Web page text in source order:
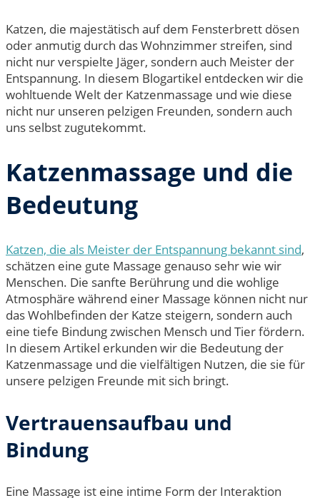
Katzen, die majestätisch auf dem Fensterbrett dösen
oder anmutig durch das Wohnzimmer streifen, sind
nicht nur verspielte Jäger, sondern auch Meister der
Entspannung. In diesem Blogartikel entdecken wir die
wohltuende Welt der Katzenmassage und wie diese
nicht nur unseren pelzigen Freunden, sondern auch
uns selbst zugutekommt.
Katzenmassage und die
Bedeutung
Katzen, die als Meister der Entspannung bekannt sind,
schätzen eine gute Massage genauso sehr wie wir
Menschen. Die sanfte Berührung und die wohlige
Atmosphäre während einer Massage können nicht nur
das Wohlbefinden der Katze steigern, sondern auch
eine tiefe Bindung zwischen Mensch und Tier fördern.
In diesem Artikel erkunden wir die Bedeutung der
Katzenmassage und die vielfältigen Nutzen, die sie für
unsere pelzigen Freunde mit sich bringt.
Vertrauensaufbau und
Bindung
Eine Massage ist eine intime Form der Interaktion